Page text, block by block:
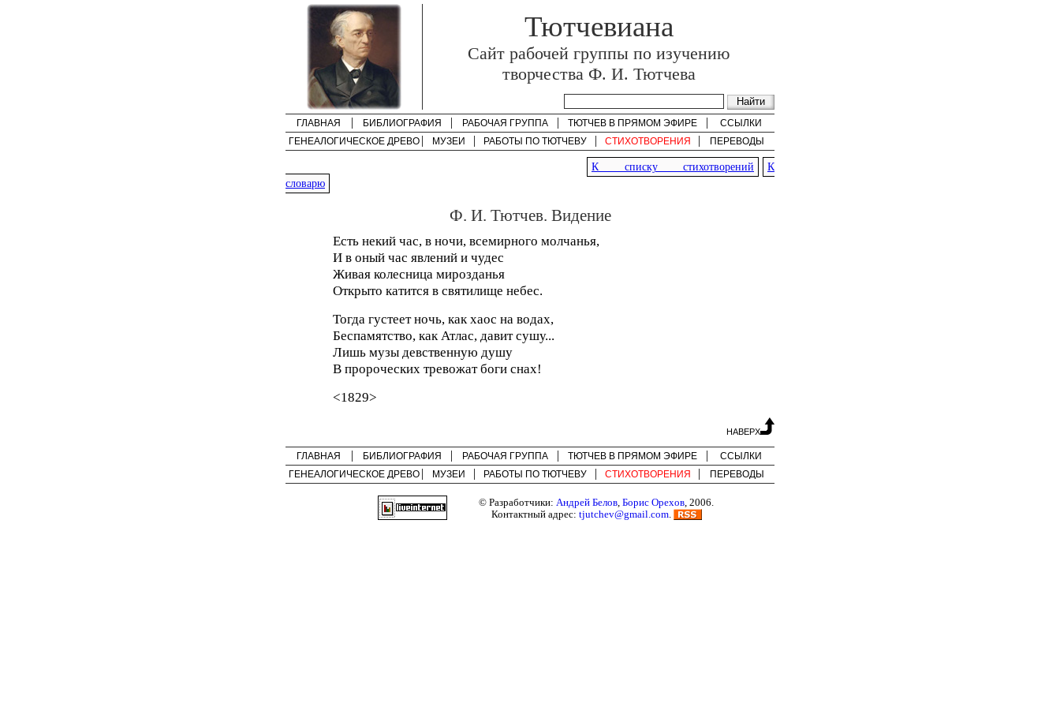
Тютчевиана
Cайт рабочей группы по изучению
творчества Ф. И. Тютчева
ГЛАВНАЯ БИБЛИОГРАФИЯ РАБОЧАЯ ГРУППА ТЮТЧЕВ В ПРЯМОМ ЭФИРЕ
ССЫЛКИ
ГЕНЕАЛОГИЧЕСКОЕ ДРЕВО
МУЗЕИ РАБОТЫ ПО ТЮТЧЕВУ СТИХОТВОРЕНИЯ ПЕРЕВОДЫ
К списку стихотворений
К
словарю
Ф. И. Тютчев. Видение
Есть некий час, в ночи, всемирного молчанья,
И в оный час явлений и чудес
Живая колесница мирозданья
Открыто катится в святилище небес.
Тогда густеет ночь, как хаос на водах,
Беспамятство, как Атлас, давит сушу...
Лишь музы девственную душу
В пророческих тревожат боги снах!
<1829>
НАВЕРХ
ГЛАВНАЯ БИБЛИОГРАФИЯ РАБОЧАЯ ГРУППА ТЮТЧЕВ В ПРЯМОМ ЭФИРЕ
ССЫЛКИ
ГЕНЕАЛОГИЧЕСКОЕ ДРЕВО
МУЗЕИ РАБОТЫ ПО ТЮТЧЕВУ СТИХОТВОРЕНИЯ ПЕРЕВОДЫ
© Разработчики: Андрей Белов, Борис Орехов, 2006.
Контактный адрес: tjutchev@gmail.com.